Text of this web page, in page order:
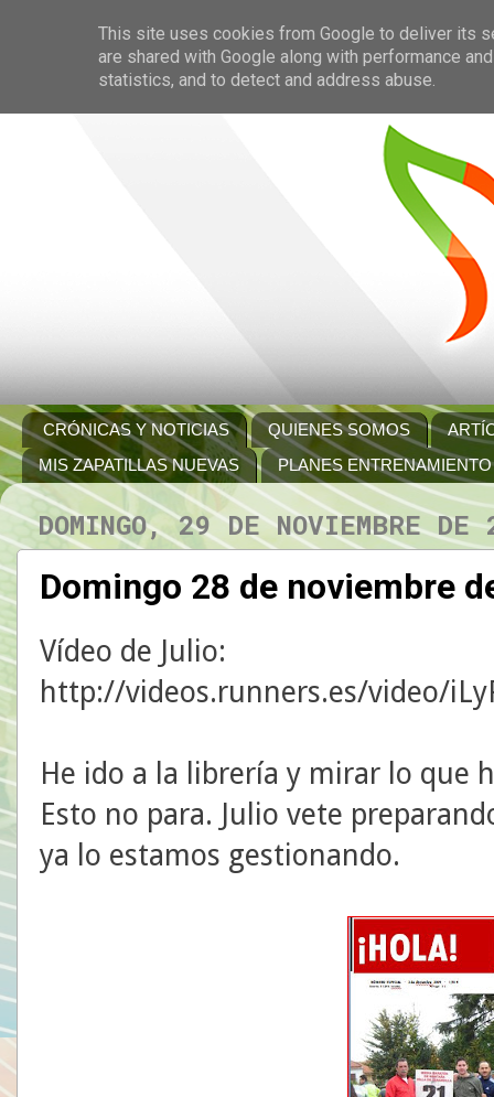
CRÓNICAS Y NOTICIAS QUIENES SOMOS
MIS ZAPATILLAS NUEVAS
PLANES ENTRENAMIENTO
DOMINGO, 29 DE NOVIEMBRE DE
Domingo 28 de noviembre
Vídeo de Julio:
http://videos.runners.es/video/
He ido a la librería y mirar lo que
Esto no para. Julio vete
ya lo estamos gestionando.
This site uses cookies from Google to deliver its
are shared with Google along with performance
statistics, and to detect and address abuse.